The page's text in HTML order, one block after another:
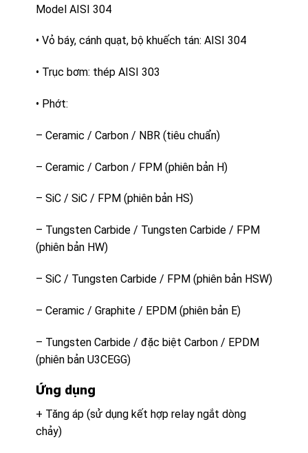
Model AISI 304
• Vỏ báy, cánh quạt, bộ khuếch tán: AISI 304
• Trục bơm: thép AISI 303
• Phớt:
– Ceramic / Carbon / NBR (tiêu chuẩn)
– Ceramic / Carbon / FPM (phiên bản H)
– SiC / SiC / FPM (phiên bản HS)
– Tungsten Carbide / Tungsten Carbide / FPM
(phiên bản HW)
– SiC / Tungsten Carbide / FPM (phiên bản HSW)
– Ceramic / Graphite / EPDM (phiên bản E)
– Tungsten Carbide / đặc biệt Carbon / EPDM
(phiên bản U3CEGG)
Ứng dụng
+ Tăng áp (sử dụng kết hợp relay ngắt dòng
chảy)